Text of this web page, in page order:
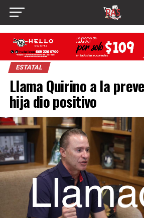
ESTATAL
Llama Quirino a la
hija dio positivo